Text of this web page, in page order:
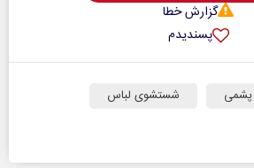
گزارش خطا
پسندیدم
پشمی
شستشوی لباس